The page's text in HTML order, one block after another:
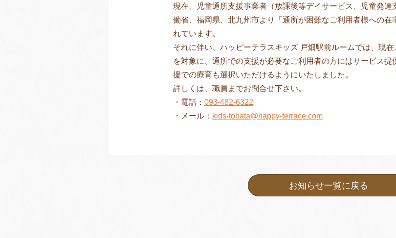
現在、児童通所支援事業者（放課後等デイサービス、児童発達
働省、福岡県、北九州市より「通所が困難なご利用者様への在
れています。
それに伴い、ハッピーテラスキッズ 戸畑駅前ルームでは、現
を対象に、通所での支援が必要なご利用者の方にはサービス提
援での療育も選択いただけるようにいたしました。
詳しくは、職員までお問合せ下さい。
・電話： 093-482-6322
・メール： kids-tobata@happy-terrace.com
お知らせ一覧に戻る